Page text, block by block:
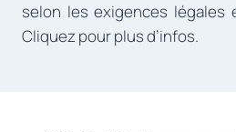
selon les exigences légales
Cliquez pour plus d’infos.